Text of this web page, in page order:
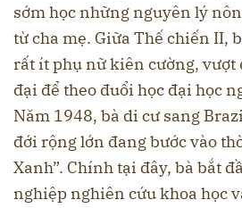
sớm học những nguyên lý
từ cha mẹ. Giữa Thế chiến II,
rất ít phụ nữ kiên cường,
đại để theo đuổi học đại học
Năm 1948, bà di cư sang
đới rộng lớn đang bước vào
Xanh”. Chính tại đây, bà bắt
nghiệp nghiên cứu khoa học